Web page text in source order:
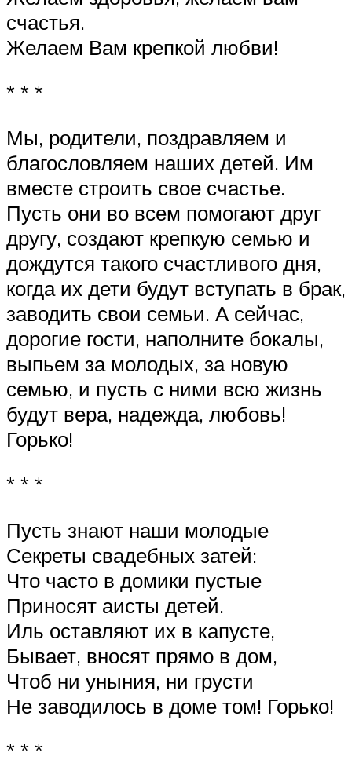
счастья.
Желаем Вам крепкой любви!
* * *
Мы, родители, поздравляем и
благословляем наших детей. Им
вместе строить свое счастье.
Пусть они во всем помогают друг
другу, создают крепкую семью и
дождутся такого счастливого дня,
когда их дети будут вступать в брак,
заводить свои семьи. А сейчас,
дорогие гости, наполните бокалы,
выпьем за молодых, за новую
семью, и пусть с ними всю жизнь
будут вера, надежда, любовь!
Горько!
* * *
Пусть знают наши молодые
Секреты свадебных затей:
Что часто в домики пустые
Приносят аисты детей.
Иль оставляют их в капусте,
Бывает, вносят прямо в дом,
Чтоб ни уныния, ни грусти
Не заводилось в доме том! Горько!
* * *